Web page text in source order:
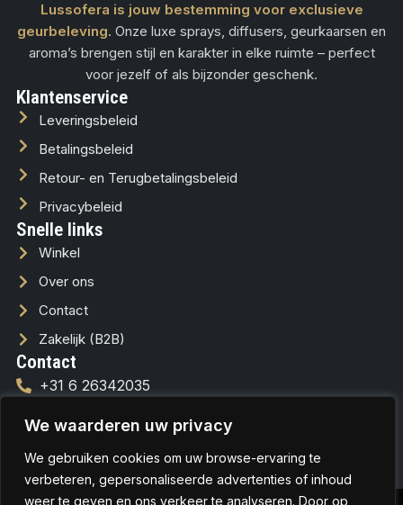
We waarderen uw privacy
We gebruiken cookies om uw browse-ervaring te
verbeteren, gepersonaliseerde advertenties of inhoud
weer te geven en ons verkeer te analyseren. Door op
Lussofera is jouw bestemming voor exclusieve
geurbeleving. Onze luxe sprays, diffusers, geurkaarsen en
aroma’s brengen stijl en karakter in elke ruimte – perfect
voor jezelf of als bijzonder geschenk.
Klantenservice
Leveringsbeleid
Betalingsbeleid
Retour- en Terugbetalingsbeleid
Privacybeleid
Snelle links
Winkel
Over ons
Contact
Zakelijk (B2B)
Contact
+31 6 26342035
info@lussofera.nl